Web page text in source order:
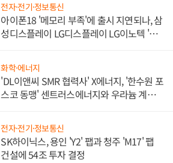
전자·전기·정보통신
아이폰18 '메모리 부족'에 출시 지연되나, 삼
성디스플레이 LG디스플레이 LG이노텍 '탈
화학·에너지
'DL이앤씨 SMR 협력사' X에너지, '한수원 포
스코 동맹' 센트러스에너지와 우라늄 계약
전자·전기·정보통신
SK하이닉스, 용인 'Y2' 팹과 청주 'M17' 팹
건설에 54조 투자 결정